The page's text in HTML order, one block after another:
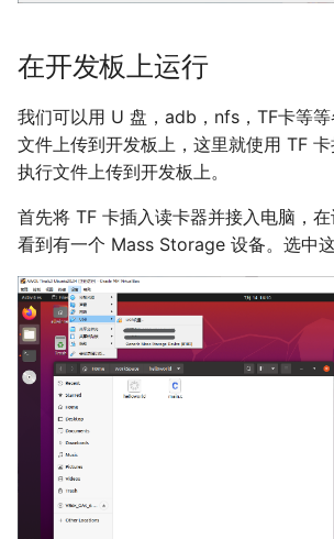
在开发板上运行
我们可以用 U 盘，adb，nfs，TF卡等
文件上传到开发板上，这里就使用 TF
执行文件上传到开发板上。
首先将 TF 卡插入读卡器并接入电脑，
看到有一个 Mass Storage 设备。选中这